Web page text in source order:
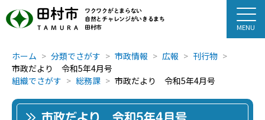
田村市
TAMURA
ワクワクがとまらない
自然とチャレンジがいきるまち
田村市
ホーム 分類でさがす 市政情報 広報
刊行物
市政だより 令和5年4月号
組織でさがす
総務課 市政だより 令和5年4月号
市政だより 令和5年4月号